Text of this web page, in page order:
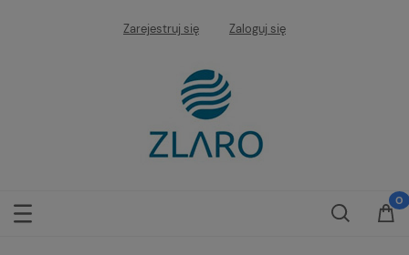
Zarejestruj się Zaloguj się